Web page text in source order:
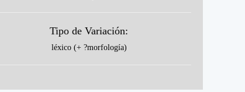
Tipo de Variación:
léxico (+ ?morfología)